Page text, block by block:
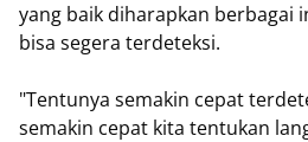
yang baik diharapkan berbagai
bisa segera terdeteksi.
"Tentunya semakin cepat
semakin cepat kita tentukan